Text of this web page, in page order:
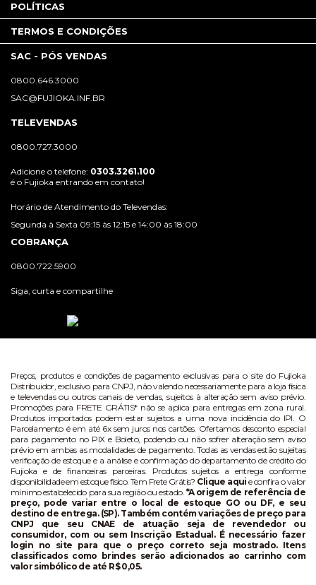
POLÍTICAS
TERMOS E CONDIÇÕES
SAC - PÓS VENDAS
0800.646.3000
SAC@FUJIOKA.INF.BR
TELEVENDAS
0800.727.3000
Adicione o telefone: 0303.3261.100
é o Fujioka entrando em contato!
Horário de Atendimento do Televendas:
Segunda à Sexta 09:15 às 12:15 e 14:00 às 18:00
COBRANÇA
0800.722.5900
Siga, curta e compartilhe
Preços, produtos e condições de pagamento exclusivas para o site do Fujioka
Distribuidor, exclusivo para CNPJ, não valendo necessariamente para a loja física
e televendas ou outros canais de vendas, sujeitos à alteração sem aviso prévio.
Promoções para FRETE GRÁTIS* não se aplica para entregas em zona rural.
Produtos importados podem estar sujeitos a uma nova incidência do IPI. O
Parcelamento é em até 6x sem juros nos cartões. Ofertamos desconto especial
para pagamento no PIX e Boleto, podendo ou não sofrer alteração sem aviso
prévio em ambas as modalidades de pagamento. Todas as vendas estão sujeitas
verificação de estoque e a análise e confirmação do departamento de crédito do
Fujioka e de financeiras parceiras. Produtos sujeitos a entrega conforme
disponibilidade em estoque físico. Tem Frete Grátis? Clique aqui e confira o valor
mínimo estabelecido para sua região ou estado. *A origem de referência de
preço, pode variar entre o local de estoque GO ou DF, e seu
destino de entrega. (SP). Também contém variações de preço para
CNPJ que seu CNAE de atuação seja de revendedor ou
consumidor, com ou sem Inscrição Estadual. É necessário fazer
login no site para que o preço correto seja mostrado. Itens
classificados como brindes serão adicionados ao carrinho com
valor simbólico de até R$ 0,05.